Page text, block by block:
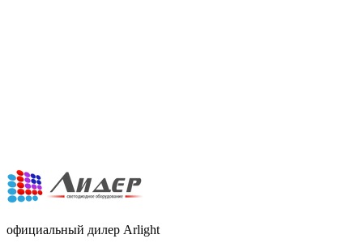
официальный дилер Arlight